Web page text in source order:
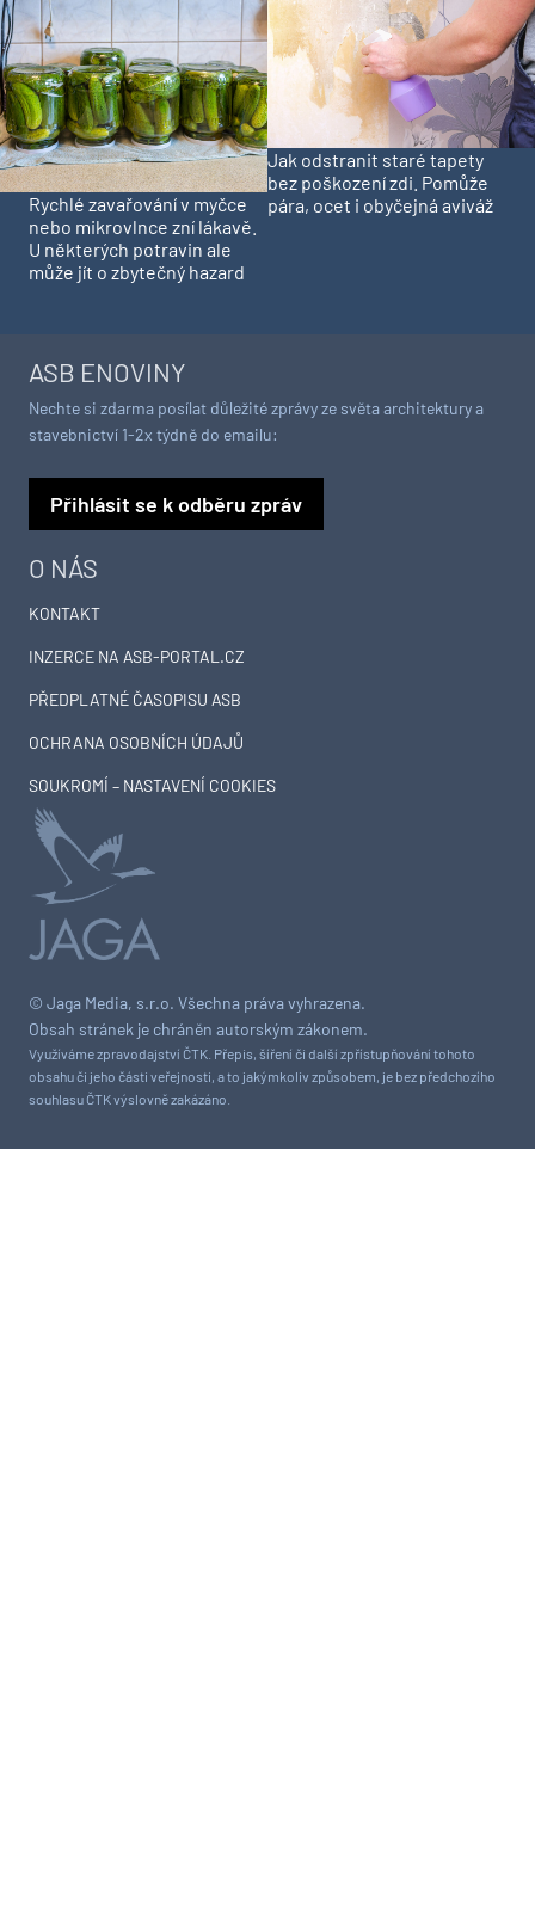
Rychlé zavařování v myčce
nebo mikrovlnce zní lákavě.
U některých potravin ale
může jít o zbytečný hazard
Jak odstranit staré tapety
bez poškození zdi. Pomůže
pára, ocet i obyčejná aviváž
© Jaga Media, s.r.o. Všechna práva vyhrazena.
Obsah stránek je chráněn autorským zákonem.
Využíváme zpravodajství ČTK. Přepis, šíření či další zpřístupňování tohoto
obsahu či jeho části veřejnosti, a to jakýmkoliv způsobem, je bez předchozího
souhlasu ČTK výslovně zakázáno.
O NÁS
KONTAKT
INZERCE NA ASB-PORTAL.CZ
PŘEDPLATNÉ ČASOPISU ASB
OCHRANA OSOBNÍCH ÚDAJŮ
SOUKROMÍ – NASTAVENÍ COOKIES
ASB ENOVINY
Nechte si zdarma posílat důležité zprávy ze světa architektury a
stavebnictví 1-2x týdně do emailu:
Přihlásit se k odběru zpráv